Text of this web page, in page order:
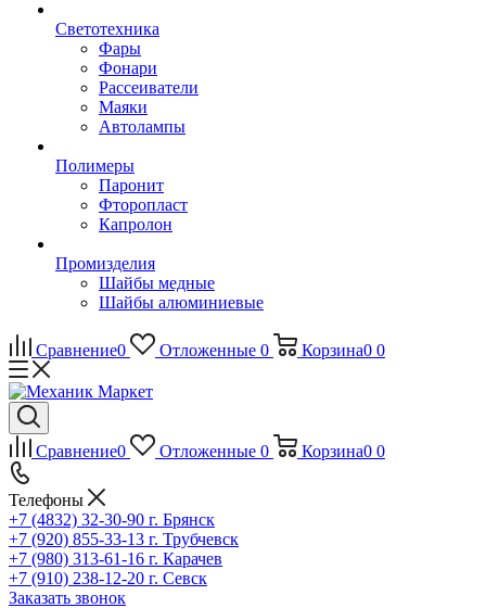
Светотехника
Фары
Фонари
Рассеиватели
Маяки
Автолампы
Полимеры
Паронит
Фторопласт
Капролон
Промизделия
Шайбы медные
Шайбы алюминиевые
Сравнение0 Отложенные 0 Корзина0 0
Сравнение0 Отложенные 0 Корзина0 0
Телефоны
+7 (4832) 32-30-90 г. Брянск
+7 (920) 855-33-13 г. Трубчевск
+7 (980) 313-61-16 г. Карачев
+7 (910) 238-12-20 г. Севск
Заказать звонок